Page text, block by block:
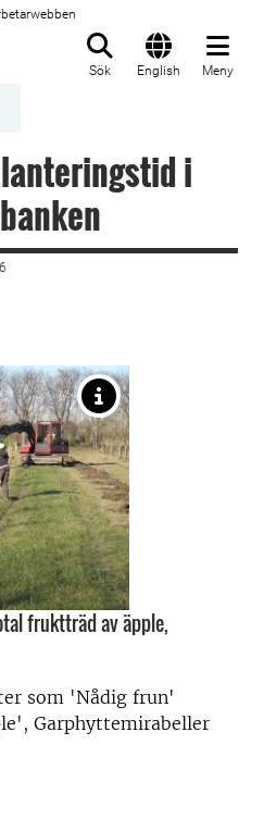
Sök English Meny
i
fruktträd av äpple,
som 'Nådig frun'
Garphyttemirabeller